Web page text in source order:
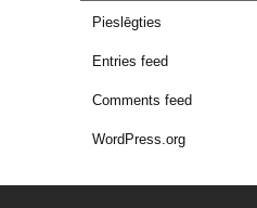
Pieslēgties
Entries feed
Comments feed
WordPress.org